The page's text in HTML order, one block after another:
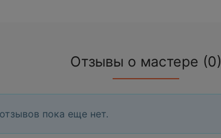
Отзывы о мастере (0)
пока еще нет.